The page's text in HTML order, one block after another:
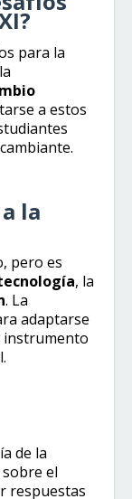
para la
a estos
la
pero es
, la
. La
adaptarse
instrumento
de la
el
respuestas